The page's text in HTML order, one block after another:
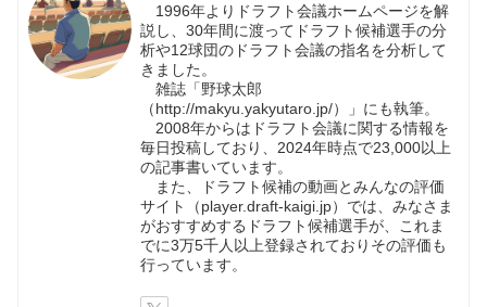
1996年よりドラフト会議ホームページを解
説し、30年間に渡ってドラフト候補選手の分
析や12球団のドラフト会議の指名を分析して
きました。
雑誌「野球太郎
（http://makyu.yakyutaro.jp/）」にも執筆。
2008年からはドラフト会議に関する情報を
毎日投稿しており、2024年時点で23,000以上
の記事書いています。
また、ドラフト候補の動画とみんなの評価
サイト（player.draft-kaigi.jp）では、みなさま
がおすすめするドラフト候補選手が、これま
でに3万5千人以上登録されておりその評価も
行っています。